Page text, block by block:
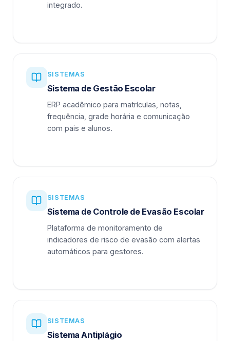
integrado.
SISTEMAS
Sistema de Gestão Escolar
ERP acadêmico para matrículas, notas,
frequência, grade horária e comunicação
com pais e alunos.
SISTEMAS
Sistema de Controle de Evasão Escolar
Plataforma de monitoramento de
indicadores de risco de evasão com alertas
automáticos para gestores.
SISTEMAS
Sistema Antiplágio